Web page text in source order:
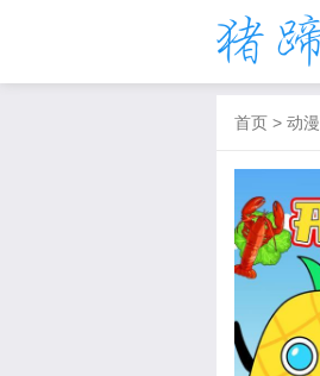
首页 > 动漫